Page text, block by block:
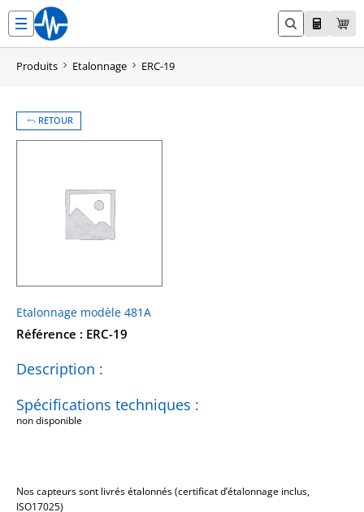
contenu
Produits Etalonnage ERC-19
RETOUR
Etalonnage modèle 481A
Référence : ERC-19
Spécifications techniques :
non disponible
Description :
Nos capteurs sont livrés étalonnés (certificat d’étalonnage inclus,
ISO17025)